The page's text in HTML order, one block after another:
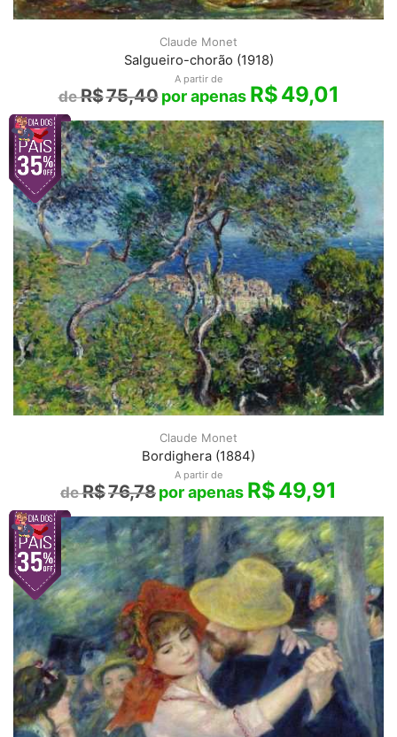
Claude Monet
Salgueiro-chorão (1918)
A partir de
R$75,40 R$49,01
Claude Monet
Bordighera (1884)
A partir de
R$76,78 R$49,91